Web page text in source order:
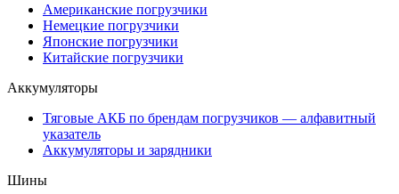
Американские погрузчики
Немецкие погрузчики
Японские погрузчики
Китайские погрузчики
Аккумуляторы
Тяговые АКБ по брендам погрузчиков — алфавитный
указатель
Аккумуляторы и зарядники
Шины